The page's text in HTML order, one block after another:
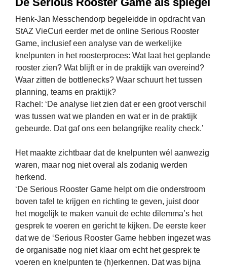
Henk-Jan Messchendorp begeleidde in opdracht van
StAZ VieCuri eerder met de online Serious Rooster
Game, inclusief een analyse van de werkelijke
knelpunten in het roosterproces: Wat laat het geplande
rooster zien? Wat blijft er in de praktijk van overeind?
Waar zitten de bottlenecks? Waar schuurt het tussen
planning, teams en praktijk?
Rachel: ‘De analyse liet zien dat er een groot verschil
was tussen wat we planden en wat er in de praktijk
gebeurde. Dat gaf ons een belangrijke reality check.’
Het maakte zichtbaar dat de knelpunten wél aanwezig
waren, maar nog niet overal als zodanig werden
herkend.
‘De Serious Rooster Game helpt om die onderstroom
boven tafel te krijgen en richting te geven, juist door
het mogelijk te maken vanuit de echte dilemma’s het
gesprek te voeren en gericht te kijken. De eerste keer
dat we de ‘Serious Rooster Game hebben ingezet was
de organisatie nog niet klaar om echt het gesprek te
voeren en knelpunten te (h)erkennen. Dat was bijna